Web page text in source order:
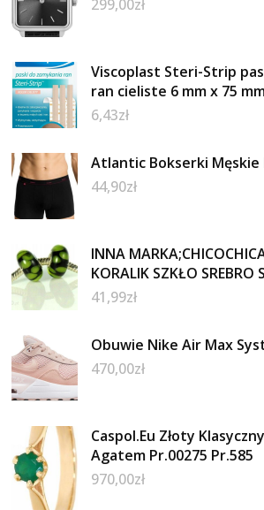
299,00zł
Viscoplast Steri-Strip
ran cieliste 6 mm x 75
6,43zł
Atlantic Bokserki Męskie
44,90zł
INNA
KORALIK SZKŁO SREBRO
41,99zł
Obuwie Nike Air Max
470,00zł
Caspol.Eu Złoty
Agatem Pr.00275 Pr.585
970,00zł